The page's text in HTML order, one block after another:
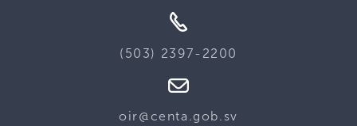
(503) 2397-2200
oir@centa.gob.sv